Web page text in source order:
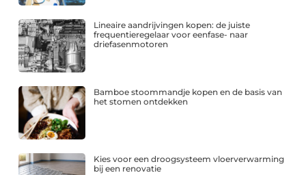
Lineaire aandrijvingen kopen: de juiste
frequentieregelaar voor eenfase- naar
driefasenmotoren
Bamboe stoommandje kopen en de basis van
het stomen ontdekken
Kies voor een droogsysteem vloerverwarming
bij een renovatie